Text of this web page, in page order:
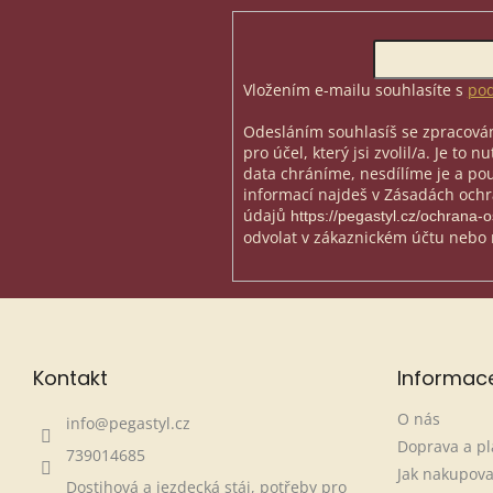
Vložením e-mailu souhlasíte s
Odesláním souhlasíš se
pro účel, který jsi zvolil/a. Je to
data chráníme, nesdílíme je a
informací najdeš v Zásadách
údajů https://pegastyl.cz/ochrana-
odvolat v zákaznickém účtu nebo
Kontakt
info@pegastyl.cz
739014685
Dostihová a jezdecká stáj, potřeby pro
O nás
Doprava a
Jak